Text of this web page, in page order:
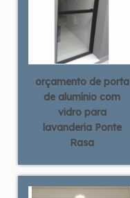
orçamento de porta
de alumínio com
vidro para
lavanderia Ponte
Rasa